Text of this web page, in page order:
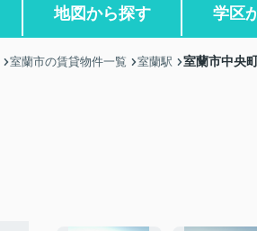
地図から探す 学区
室蘭市の賃貸物件一覧 室蘭駅 室蘭市中央